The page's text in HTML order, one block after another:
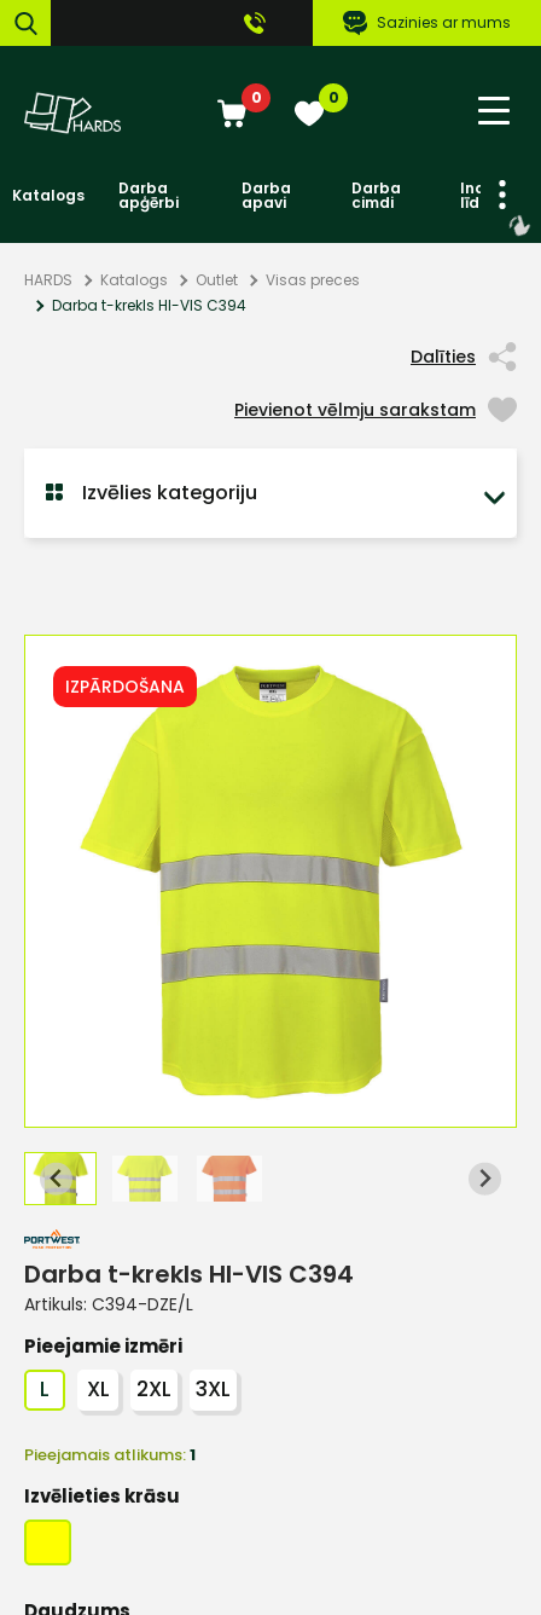
Sazinies ar mums
0 0
Katalogs Darba
apģērbi
Darba
apavi
Darba
cimdi līdzekļi
HARDS Katalogs Outlet
Visas preces
Darba t-krekls HI-VIS C394
Dalīties
Pievienot vēlmju sarakstam
Izvēlies kategoriju
IZPĀRDOŠANA
Darba t-krekls HI-VIS C394
Artikuls: C394-DZE/L
Pieejamie izmēri
L XL 2XL 3XL
Pieejamais atlikums:1
Izvēlieties krāsu